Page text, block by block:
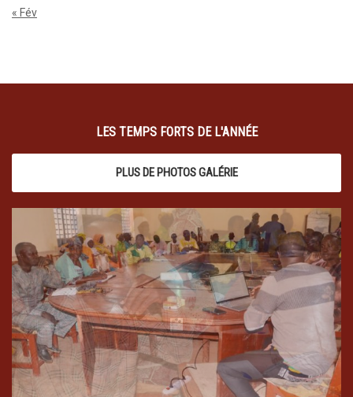
« Fév
LES TEMPS FORTS DE L'ANNÉE
PLUS DE PHOTOS GALÉRIE